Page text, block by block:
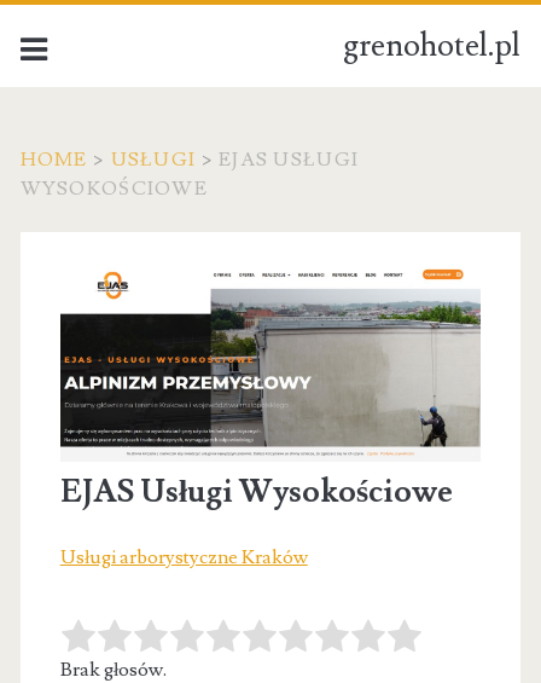
grenohotel.pl
HOME > USŁUGI >EJAS USŁUGI
WYSOKOŚCIOWE
EJAS Usługi Wysokościowe
Usługi arborystyczne Kraków
Brak głosów.